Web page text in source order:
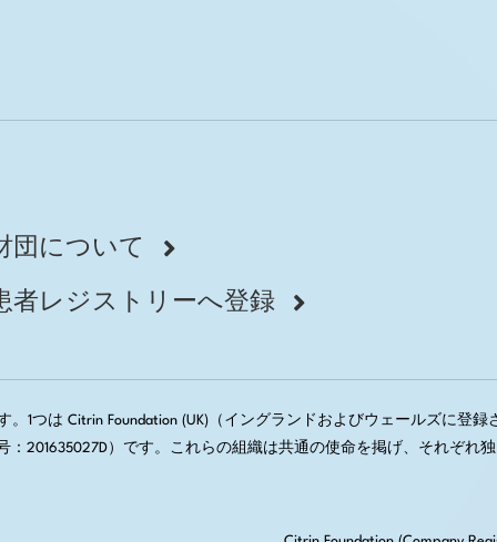
団について
者レジストリーへ登録
1つは Citrin Foundation (UK)（イングランドおよびウェールズに登録
：201635027D）です。これらの組織は共通の使命を掲げ、それぞ